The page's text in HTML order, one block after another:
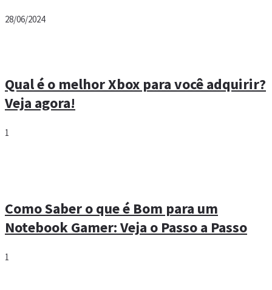
28/06/2024
Qual é o melhor Xbox para você adquirir?
Veja agora!
1
Como Saber o que é Bom para um
Notebook Gamer: Veja o Passo a Passo
1